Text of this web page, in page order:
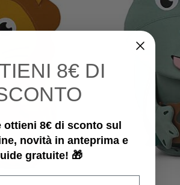
8€ DI
ottieni 8€ di sconto sul
novità in anteprima e
gratuite! 🎁